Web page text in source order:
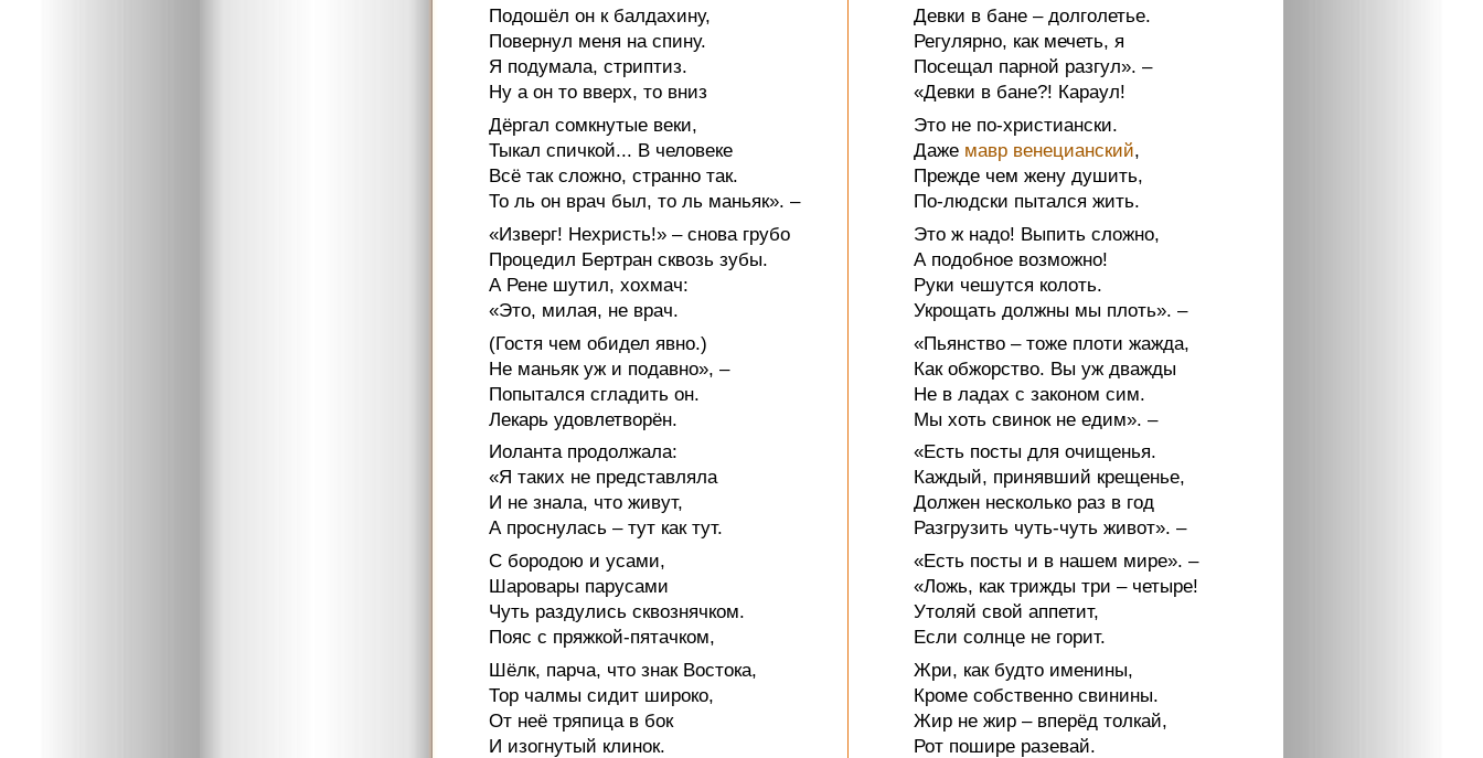
Подошёл он к балдахину,
Повернул меня на спину.
Я подумала, стриптиз.
Ну а он то вверх, то вниз
Дёргал сомкнутые веки,
Тыкал спичкой... В человеке
Всё так сложно, странно так.
То ль он врач был, то ль маньяк». –
«Изверг! Нехристь!» – снова грубо
Процедил Бертран сквозь зубы.
А Рене шутил, хохмач:
«Это, милая, не врач.
(Гостя чем обидел явно.)
Не маньяк уж и подавно», –
Попытался сгладить он.
Лекарь удовлетворён.
Иоланта продолжала:
«Я таких не представляла
И не знала, что живут,
А проснулась – тут как тут.
С бородою и усами,
Шаровары парусами
Чуть раздулись сквознячком.
Пояс с пряжкой-пятачком,
Шёлк, парча, что знак Востока,
Тор чалмы сидит широко,
От неё тряпица в бок
И изогнутый клинок.
Девки в бане – долголетье.
Регулярно, как мечеть, я
Посещал парной разгул». –
«Девки в бане?! Караул!
Это не по-христиански.
Даже мавр венецианский,
Прежде чем жену душить,
По-людски пытался жить.
Это ж надо! Выпить сложно,
А подобное возможно!
Руки чешутся колоть.
Укрощать должны мы плоть». –
«Пьянство – тоже плоти жажда,
Как обжорство. Вы уж дважды
Не в ладах с законом сим.
Мы хоть свинок не едим». –
«Есть посты для очищенья.
Каждый, принявший крещенье,
Должен несколько раз в год
Разгрузить чуть-чуть живот». –
«Есть посты и в нашем мире». –
«Ложь, как трижды три – четыре!
Утоляй свой аппетит,
Если солнце не горит.
Жри, как будто именины,
Кроме собственно свинины.
Жир не жир – вперёд толкай,
Рот пошире разевай.